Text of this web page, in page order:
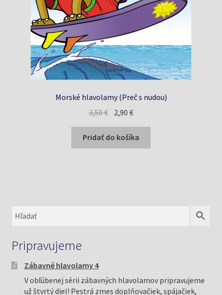
Morské hlavolamy (Preč s nudou)
3,50€ Pôvodná
bola:
3,50 €.
2,90€Aktuálna
je:
2,90 €.
Pridať do košíka
Pripravujeme
Zábavné hlavolamy 4
V obľúbenej sérii zábavných hlavolamov pripravujeme
už štvrtý diel! Pestrá zmes doplňovačiek, spájačiek,